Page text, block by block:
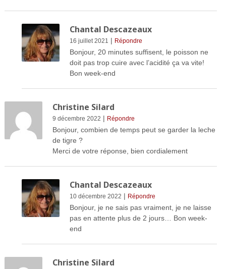
Chantal Descazeaux
16 juillet 2021 | Répondre
Bonjour, 20 minutes suffisent, le poisson ne
doit pas trop cuire avec l’acidité ça va vite!
Bon week-end
Christine Silard
9 décembre 2022 | Répondre
Bonjour, combien de temps peut se garder la leche
de tigre ?
Merci de votre réponse, bien cordialement
Chantal Descazeaux
10 décembre 2022 | Répondre
Bonjour, je ne sais pas vraiment, je ne laisse
pas en attente plus de 2 jours… Bon week-
end
Christine Silard